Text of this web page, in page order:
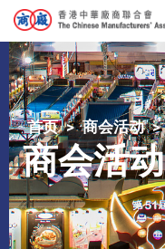
首页 商会活动
商会活动